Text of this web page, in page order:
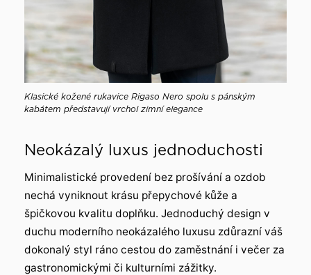
Klasické kožené rukavice Rigaso Nero spolu s pánským
kabátem představují vrchol zimní elegance
Neokázalý luxus jednoduchosti
Minimalistické provedení bez prošívání a ozdob
nechá vyniknout krásu přepychové kůže a
špičkovou kvalitu doplňku. Jednoduchý design v
duchu moderního neokázalého luxusu zdůrazní váš
dokonalý styl ráno cestou do zaměstnání i večer za
gastronomickými či kulturními zážitky.